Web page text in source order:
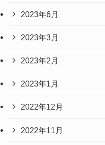
2023年6月
2023年3月
2023年2月
2023年1月
2022年12月
2022年11月